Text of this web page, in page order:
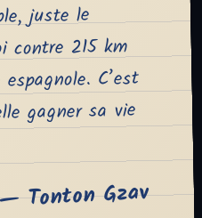
juste le
contre 215 km
C’est
gagner sa vie
Tonton Gzav